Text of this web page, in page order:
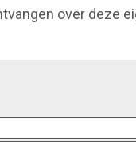
over deze